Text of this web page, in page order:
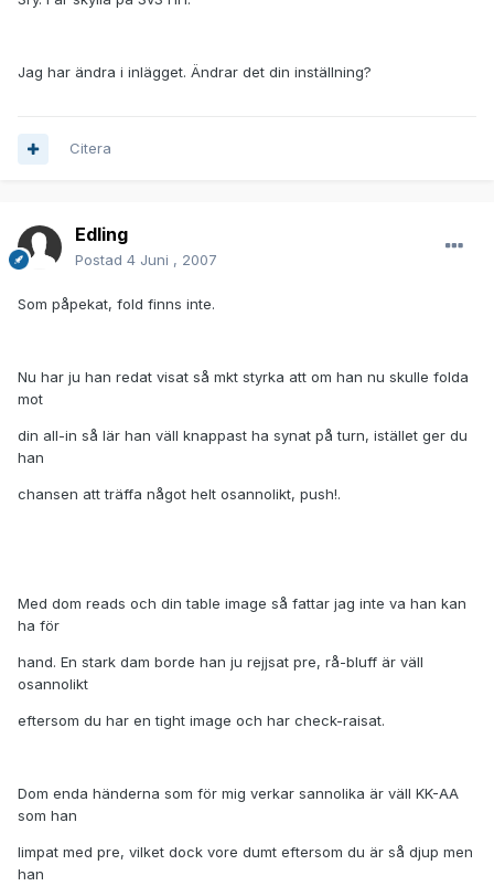
Jag har ändra i inlägget. Ändrar det din inställning?
Citera
Edling
Postad 4 Juni , 2007
Som påpekat, fold finns inte.
Nu har ju han redat visat så mkt styrka att om han nu skulle folda
mot
din all-in så lär han väll knappast ha synat på turn, istället ger du
han
chansen att träffa något helt osannolikt, push!.
Med dom reads och din table image så fattar jag inte va han kan
ha för
hand. En stark dam borde han ju rejjsat pre, rå-bluff är väll
osannolikt
eftersom du har en tight image och har check-raisat.
Dom enda händerna som för mig verkar sannolika är väll KK-AA
som han
limpat med pre, vilket dock vore dumt eftersom du är så djup men
han